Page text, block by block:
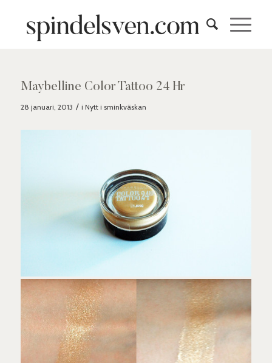
Maybelline Color Tattoo 24 Hr
28 januari, 2013 / i Nytt i sminkväskan